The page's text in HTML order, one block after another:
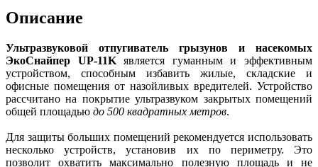
Описание
Ультразвуковой отпугиватель грызунов и насекомых
ЭкоСнайпер UP-11Kявляется гуманным и эффективным
устройством, способным избавить жилые, складские и
офисные помещения от назойливых вредителей. Устройство
рассчитано на покрытие ультразвуком закрытых помещений
общей площадью до 500 квадратных метров.
Для защиты больших помещений рекомендуется использовать
несколько устройств, установив их по периметру. Это
позволит охватить максимально полезную площадь и не